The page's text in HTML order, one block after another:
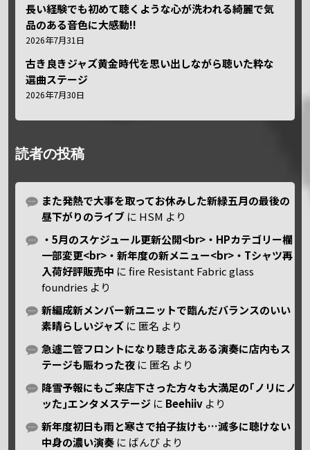
長い経験でも初めて聴くような心が洗われる綺麗で気
品のある音色に大感動!!
2026年7月31日
古き良きジャズ黄金時代を思い出しながら聴いた粋な
選曲ステージ
2026年7月30日
読者の投稿
また発熱で大事を取ってお休みした新緑五月の最後の
昼下がりのライブ に HSM より
・5月のスケジュール更新公開<br>・HPカテゴリー欄
一部変更<br>・新年度の新メニュー<br>・Tシャツ再
入荷好評販売中 にfire Resistant Fabric glass
foundries より
新編成新メンバー新ユニットで臨んだバランスのいい
素晴らしいジャズ に 匿名 より
急遽二管フロントになり聴き応えある演奏に店内もス
テージも賑わった夜 に 匿名 より
降雪予報にもご来店下さった方々も大満足の｢ノリにノ
ッた｣エンタメステージ に Beehiiv より
新年度初日も雨と寒さで拍子抜けも…滅多に聴けない
中身の濃い演奏 に ばんび より